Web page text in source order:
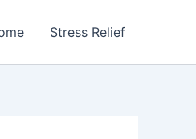
Stress Relief